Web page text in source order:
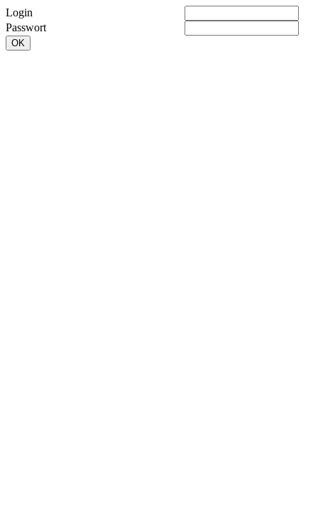
Login
Passwort